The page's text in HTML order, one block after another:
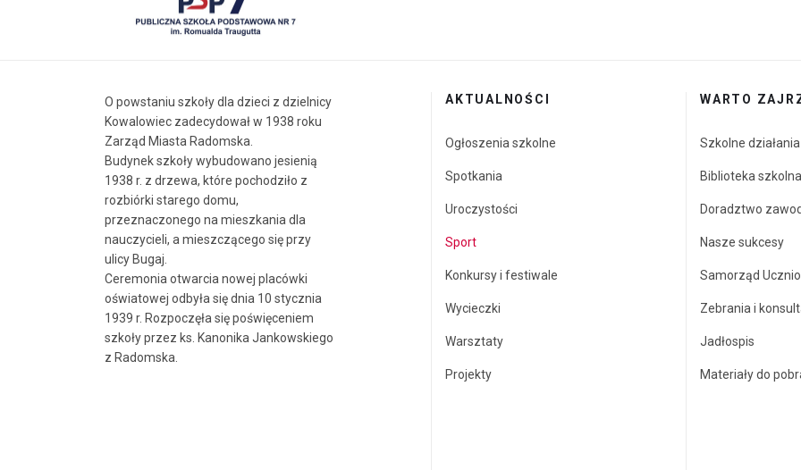
O powstaniu szkoły dla dzieci z dzielnicy
Kowalowiec zadecydował w 1938 roku
Zarząd Miasta Radomska.
Budynek szkoły wybudowano jesienią
1938 r. z drzewa, które pochodziło z
rozbiórki starego domu,
przeznaczonego na mieszkania dla
nauczycieli, a mieszczącego się przy
ulicy Bugaj.
Ceremonia otwarcia nowej placówki
oświatowej odbyła się dnia 10 stycznia
1939 r. Rozpoczęła się poświęceniem
szkoły przez ks. Kanonika Jankowskiego
z Radomska.
AKTUALNOŚCI
Ogłoszenia szkolne
Spotkania
Uroczystości
Sport
Konkursy i festiwale
Wycieczki
Warsztaty
Projekty
WARTO
Szkolne działania
Biblioteka szkolna
Doradztwo
Nasze sukcesy
Samorząd
Zebrania i
Jadłospis
Materiały do